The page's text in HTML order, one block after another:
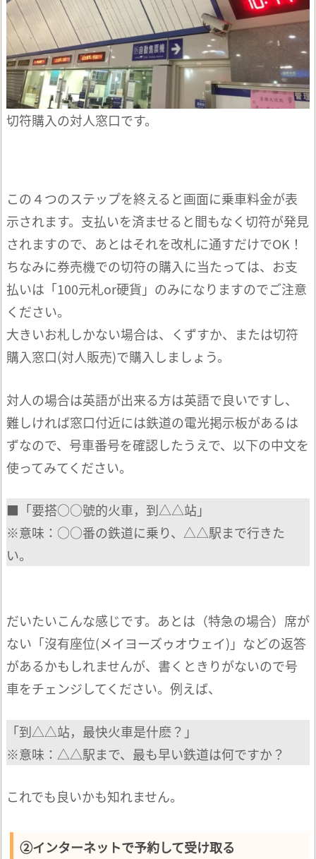
切符購入の対人窓口です。
この４つのステップを終えると画面に乗車料金が表
示されます。支払いを済ませると間もなく切符が発見
されますので、あとはそれを改札に通すだけでOK！
ちなみに券売機での切符の購入に当たっては、お支
払いは「100元札or硬貨」のみになりますのでご注意
ください。
大きいお札しかない場合は、くずすか、または切符
購入窓口(対人販売)で購入しましょう。
対人の場合は英語が出来る方は英語で良いですし、
難しければ窓口付近には鉄道の電光掲示板があるは
ずなので、号車番号を確認したうえで、以下の中文を
使ってみてください。
■「要搭○○號的火車，到△△站」
※意味：○○番の鉄道に乗り、△△駅まで行きた
い。
だいたいこんな感じです。あとは（特急の場合）席が
ない「沒有座位(メイヨーズゥオウェイ)」などの返答
があるかもしれませんが、書くときりがないので号
車をチェンジしてください。例えば、
「到△△站，最快火車是什麽？」
※意味：△△駅まで、最も早い鉄道は何ですか？
これでも良いかも知れません。
②インターネットで予約して受け取る